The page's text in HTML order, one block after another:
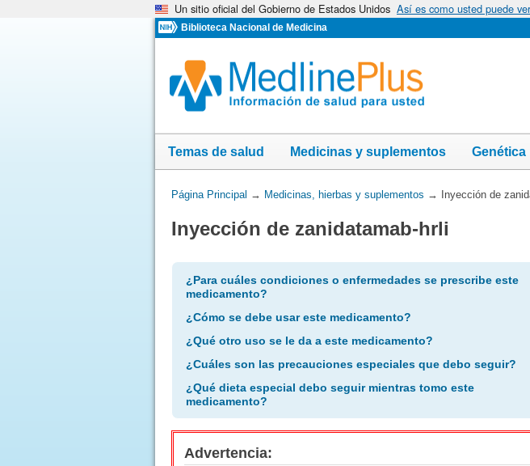
Un sitio oficial del Gobierno de Estados Unidos Así es como usted puede
Biblioteca Nacional de Medicina
Temas de salud Medicinas y suplementos Genética
Usted
aquí:
Página Principal → Medicinas, hierbas y suplementos → Inyección de
Inyección de zanidatamab-hrli
¿Para cuáles condiciones o enfermedades se prescribe este
medicamento?
¿Cómo se debe usar este medicamento?
¿Qué otro uso se le da a este medicamento?
¿Cuáles son las precauciones especiales que debo seguir?
¿Qué dieta especial debo seguir mientras tomo este
medicamento?
Advertencia: